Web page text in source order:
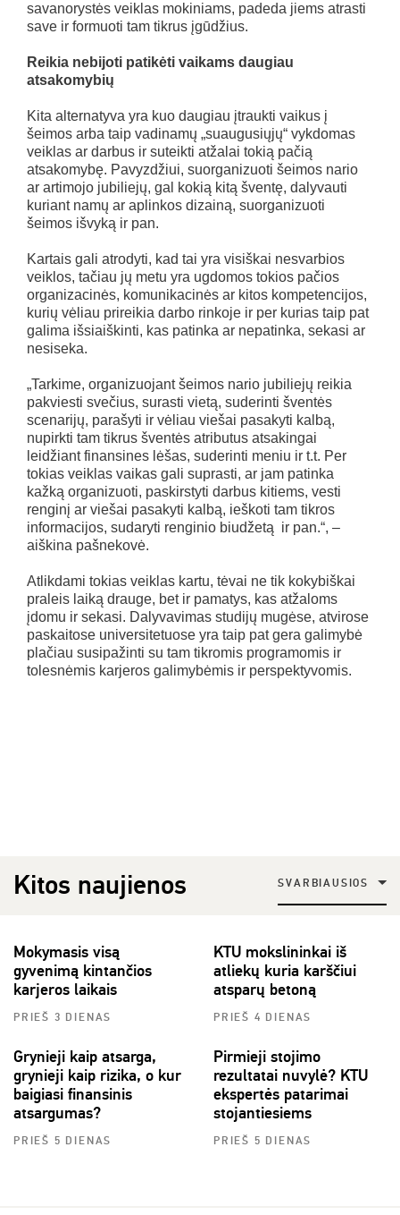
savanorystės veiklas mokiniams, padeda jiems atrasti
save ir formuoti tam tikrus įgūdžius.
Reikia nebijoti patikėti vaikams daugiau
atsakomybių
Kita alternatyva yra kuo daugiau įtraukti vaikus į
šeimos arba taip vadinamų „suaugusiųjų“ vykdomas
veiklas ar darbus ir suteikti atžalai tokią pačią
atsakomybę. Pavyzdžiui, suorganizuoti šeimos nario
ar artimojo jubiliejų, gal kokią kitą šventę, dalyvauti
kuriant namų ar aplinkos dizainą, suorganizuoti
šeimos išvyką ir pan.
Kartais gali atrodyti, kad tai yra visiškai nesvarbios
veiklos, tačiau jų metu yra ugdomos tokios pačios
organizacinės, komunikacinės ar kitos kompetencijos,
kurių vėliau prireikia darbo rinkoje ir per kurias taip pat
galima išsiaiškinti, kas patinka ar nepatinka, sekasi ar
nesiseka.
„Tarkime, organizuojant šeimos nario jubiliejų reikia
pakviesti svečius, surasti vietą, suderinti šventės
scenarijų, parašyti ir vėliau viešai pasakyti kalbą,
nupirkti tam tikrus šventės atributus atsakingai
leidžiant finansines lėšas, suderinti meniu ir t.t. Per
tokias veiklas vaikas gali suprasti, ar jam patinka
kažką organizuoti, paskirstyti darbus kitiems, vesti
renginį ar viešai pasakyti kalbą, ieškoti tam tikros
informacijos, sudaryti renginio biudžetą ir pan.“, –
aiškina pašnekovė.
Atlikdami tokias veiklas kartu, tėvai ne tik kokybiškai
praleis laiką drauge, bet ir pamatys, kas atžaloms
įdomu ir sekasi. Dalyvavimas studijų mugėse, atvirose
paskaitose universitetuose yra taip pat gera galimybė
plačiau susipažinti su tam tikromis programomis ir
tolesnėmis karjeros galimybėmis ir perspektyvomis.
Kitos naujienos SVARBIAUSIOS
Mokymasis visą
gyvenimą kintančios
karjeros laikais
PRIEŠ 3 DIENAS
KTU mokslininkai iš
atliekų kuria karščiui
atsparų betoną
PRIEŠ 4 DIENAS
Grynieji kaip atsarga,
grynieji kaip rizika, o kur
baigiasi finansinis
atsargumas?
PRIEŠ 5 DIENAS
Pirmieji stojimo
rezultatai nuvylė? KTU
ekspertės patarimai
stojantiesiems
PRIEŠ 5 DIENAS